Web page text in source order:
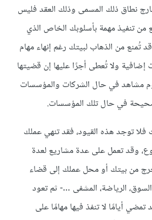
نطاق ذلك المسمى وذلك العقد فليس
تنفيذ مهمة بأسلوبك الخاص الذي
من الذهاب لبيتك رغم إنهاء مهام
إضافية ولا تُعطى أجرًا عليها إن قضيتها
مشاهد في حال الشركات والمؤسسات
في حال تلك المؤسسات.
فلا توجد هذه القيود، فقد تنهي عملك
وقد تعمل على عدة مشاريع لعدة
من بيتك أو محل عملك إلى قضاء
الرياضة، المشفى …- ثم تعود
أيامًا لا تنفذ فيها مهامًا على